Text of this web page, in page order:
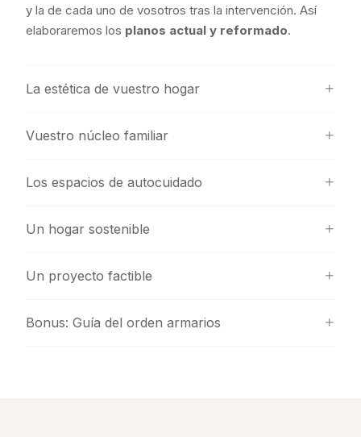
y la de cada uno de vosotros tras la intervención. Así
elaboraremos los planos actual y reformado.
La estética de vuestro hogar
Vuestro núcleo familiar
Los espacios de autocuidado
Un hogar sostenible
Un proyecto factible
Bonus: Guía del orden armarios